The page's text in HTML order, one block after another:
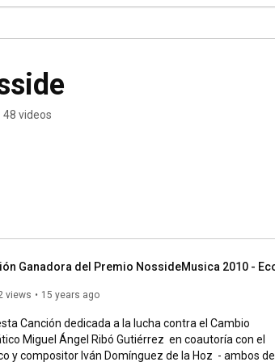
48 videos
views 15 years ago
Canción dedicada a la lucha contra el Cambio
Miguel Ángel Ribó Gutiérrez  en coautoría con el
y compositor Iván Domínguez de la Hoz  - ambos de